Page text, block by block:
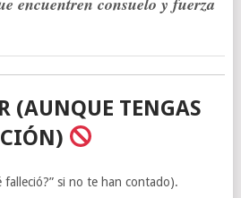
(AUNQUE TENGAS
falleció?” si no te han contado).